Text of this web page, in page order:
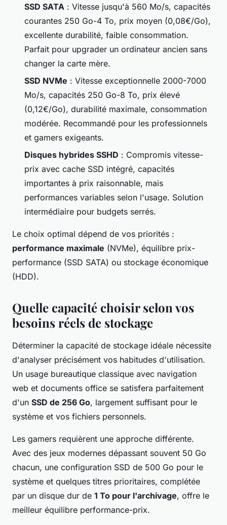
SSD SATA : Vitesse jusqu'à 560 Mo/s, capacités
courantes 250 Go-4 To, prix moyen (0,08€/Go),
excellente durabilité, faible consommation.
Parfait pour upgrader un ordinateur ancien sans
changer la carte mère.
SSD NVMe : Vitesse exceptionnelle 2000-7000
Mo/s, capacités 250 Go-8 To, prix élevé
(0,12€/Go), durabilité maximale, consommation
modérée. Recommandé pour les professionnels
et gamers exigeants.
Disques hybrides SSHD : Compromis vitesse-
prix avec cache SSD intégré, capacités
importantes à prix raisonnable, mais
performances variables selon l'usage. Solution
intermédiaire pour budgets serrés.
Le choix optimal dépend de vos priorités :
performance maximale (NVMe), équilibre prix-
performance (SSD SATA) ou stockage économique
(HDD).
Quelle capacité choisir selon vos
besoins réels de stockage
Déterminer la capacité de stockage idéale nécessite
d'analyser précisément vos habitudes d'utilisation.
Un usage bureautique classique avec navigation
web et documents office se satisfera parfaitement
d'un SSD de 256 Go, largement suffisant pour le
système et vos fichiers personnels.
Les gamers requièrent une approche différente.
Avec des jeux modernes dépassant souvent 50 Go
chacun, une configuration SSD de 500 Go pour le
système et quelques titres prioritaires, complétée
par un disque dur de 1 To pour l'archivage, offre le
meilleur équilibre performance-prix.